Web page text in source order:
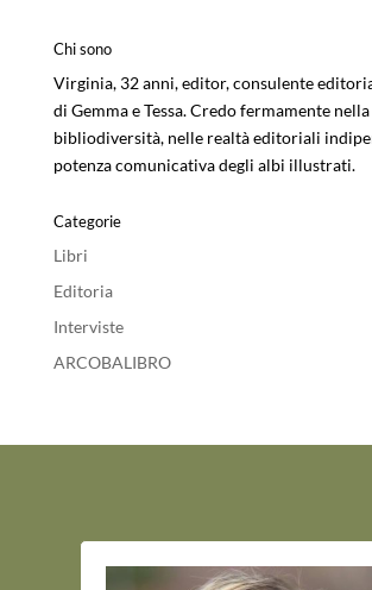
Chi sono
Virginia, 32 anni, editor, consulente
di Gemma e Tessa. Credo fermamente nella
bibliodiversità, nelle realtà editoriali
potenza comunicativa degli albi illustrati.
Categorie
Libri
Editoria
Interviste
ARCOBALIBRO